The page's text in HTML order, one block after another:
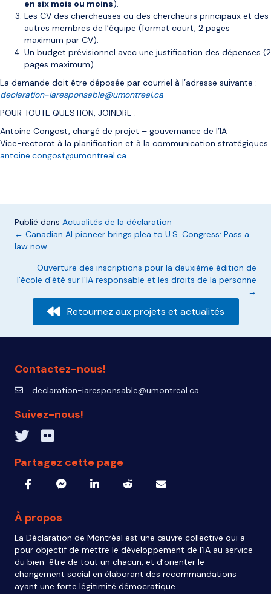
en six mois ou moins).
Les CV des chercheuses ou des chercheurs principaux et des
autres membres de l’équipe (format court, 2 pages
maximum par CV).
Un budget prévisionnel avec une justification des dépenses (2
pages maximum).
La demande doit être déposée par courriel à l’adresse suivante :
declaration-iaresponsable@umontreal.ca
POUR TOUTE QUESTION, JOINDRE :
Antoine Congost, chargé de projet – gouvernance de l’IA
Vice-rectorat à la planification et à la communication stratégiques
antoine.congost@umontreal.ca
Publié dans Actualités de la déclaration
Posts
navigation
← Canadian AI pioneer brings plea to U.S. Congress: Pass a
law now
Ouverture des inscriptions pour la deuxième édition de
l’école d’été sur l’IA responsable et les droits de la personne
→
Retournez aux projets et actualités
Contactez-nous!
declaration-iaresponsable@umontreal.ca
declaration-iaresponsable@umontreal.ca
Suivez-nous!
Twitter inven_TFlickr IA Responsable
Partagez cette page
À propos
La Déclaration de Montréal est une œuvre collective qui a
pour objectif de mettre le développement de l’IA au service
du bien-être de tout un chacun, et d’orienter le
changement social en élaborant des recommandations
ayant une forte légitimité démocratique.